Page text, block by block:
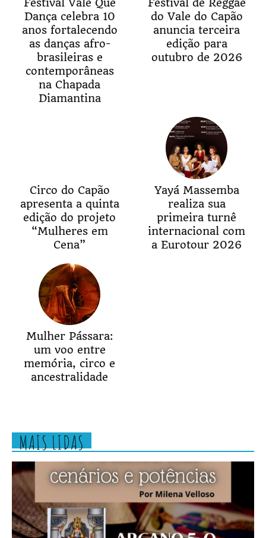
Festival Vale Que
Dança celebra 10
anos fortalecendo
as danças afro-
brasileiras e
contemporâneas
na Chapada
Diamantina
Festival de Reggae
do Vale do Capão
anuncia terceira
edição para
outubro de 2026
Circo do Capão
apresenta a quinta
edição do projeto
“Mulheres em
Cena”
Yayá Massemba
realiza sua
primeira turnê
internacional com
a Eurotour 2026
Mulher Pássara:
um voo entre
memória, circo e
ancestralidade
MAIS LIDAS